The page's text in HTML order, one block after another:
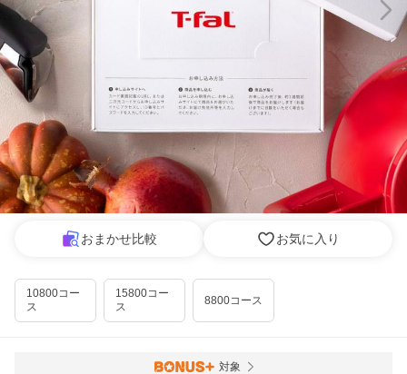
おまかせ比較 お気に入り
10800コー
ス
15800コー
ス
8800コース
対象